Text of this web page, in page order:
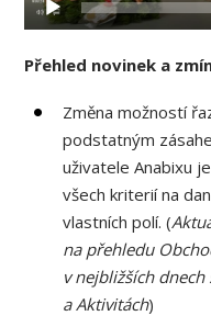
Přehled novinek a
Změna možností
podstatným
uživatele Anabixu
všech kriterií na
vlastních polí. (
na přehledu
v nejbližších
a Aktivitách)